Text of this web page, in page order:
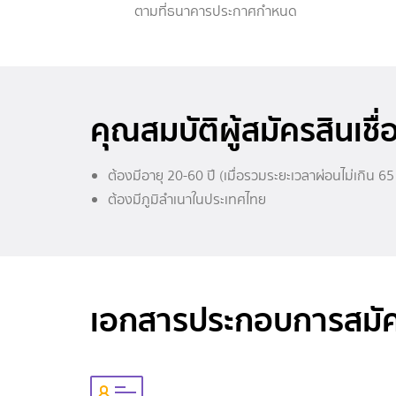
ตามที่ธนาคารประกาศกำหนด
คุณสมบัติผู้สมัครสินเชื่
ต้องมีอายุ 20-60 ปี (เมื่อรวมระยะเวลาผ่อนไม่เกิน
ต้องมีภูมิลำเนาในประเทศไทย
เอกสารประกอบการสมั